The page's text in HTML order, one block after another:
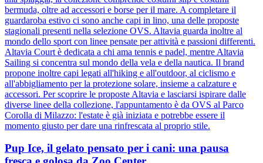
bermuda, oltre ad accessori e borse per il mare. A completare il
guardaroba estivo ci sono anche capi in lino, una delle proposte
stagionali presenti nella selezione OVS. Altavia guarda inoltre al
mondo dello sport con linee pensate per attività e passioni differenti.
Altavia Court è dedicata a chi ama tennis e padel, mentre Altavia
Sailing si concentra sul mondo della vela e della nautica. Il brand
propone inoltre capi legati all'hiking e all'outdoor, al ciclismo e
all'abbigliamento per la protezione solare, insieme a calzature e
accessori. Per scoprire le proposte Altavia e lasciarsi ispirare dalle
diverse linee della collezione, l'appuntamento è da OVS al Parco
Corolla di Milazzo: l'estate è già iniziata e potrebbe essere il
momento giusto per dare una rinfrescata al proprio stile.
Pup Ice, il gelato pensato per i cani: una pausa